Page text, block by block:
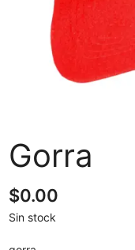
Gorra
$0.00
Sin stock